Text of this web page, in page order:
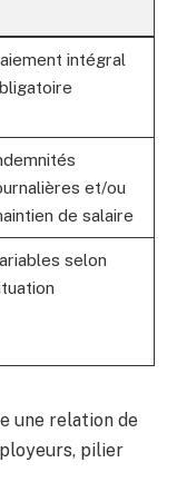
intégral
et/ou
de salaire
selon
une relation de
pilier